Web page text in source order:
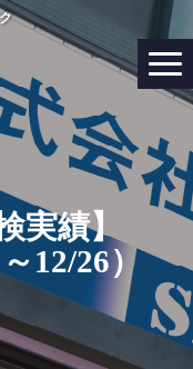
実績】
12/26）